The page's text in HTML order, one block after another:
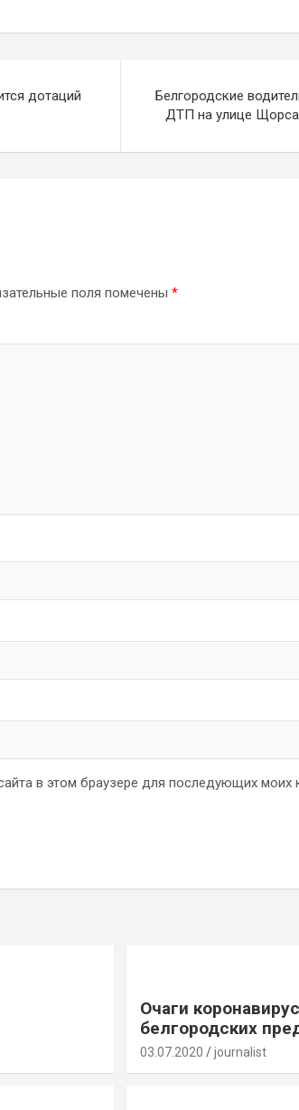
дотаций
Белгородские
ДТП на улице Щорса
поля помечены *
в этом браузере для последующих моих
Очаги
белгородских
03.07.2020 journalist